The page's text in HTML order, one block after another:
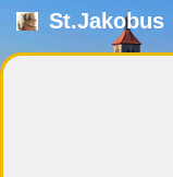
Zum
St.Jakobus